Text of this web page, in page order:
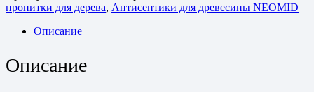
пропитки для дерева, Антисептики для древесины NEOMID
Описание
Описание